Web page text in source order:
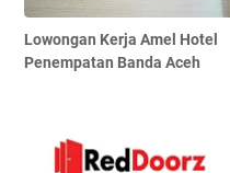
Lowongan Kerja Amel Hotel
Penempatan Banda Aceh